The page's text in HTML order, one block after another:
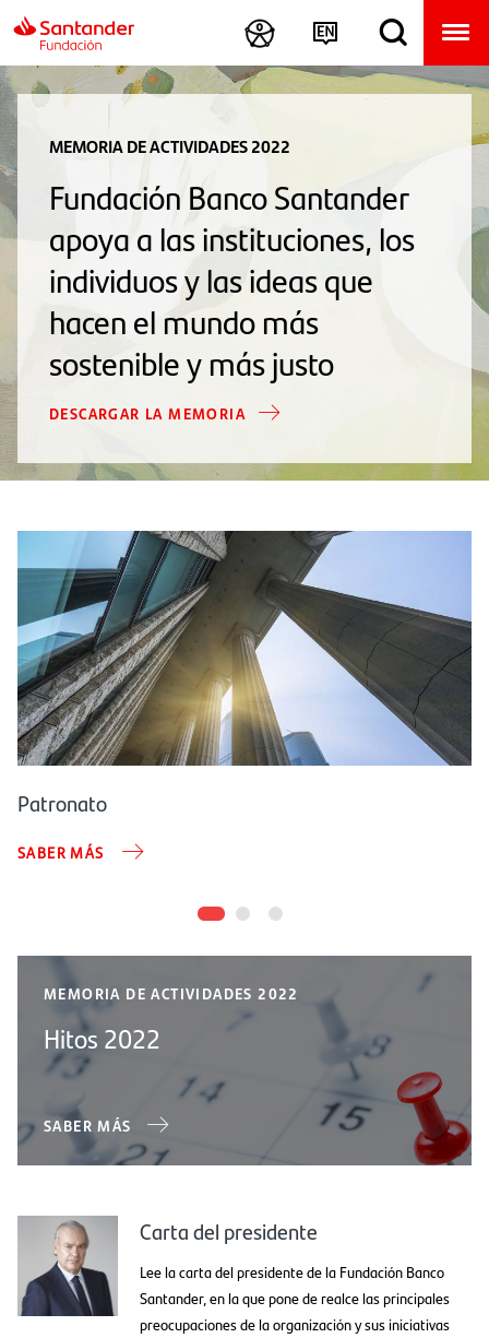
MEMORIA DE ACTIVIDADES 2022
Fundación Banco Santander
apoya a las instituciones, los
individuos y las ideas que
hacen el mundo más
sostenible y más justo
DESCARGAR LA MEMORIA
Patronato
SABER MÁS
MEMORIA DE ACTIVIDADES 2022
Hitos 2022
SABER MÁS
Carta del presidente
Lee la carta del presidente de la Fundación Banco
Santander, en la que pone de realce las principales
preocupaciones de la organización y sus iniciativas